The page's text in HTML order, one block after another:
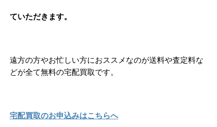
ていただきます。
遠方の方やお忙しい方におススメなのが送料や査定料な
どが全て無料の宅配買取です。
宅配買取のお申込みはこちらへ